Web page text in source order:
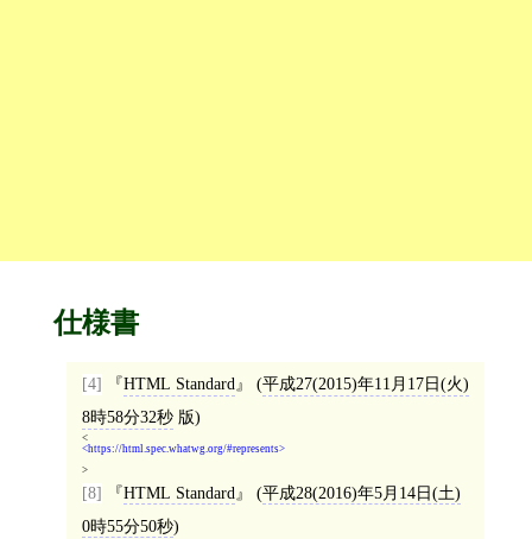
仕様書
[4] HTML Standard (平成27(2015)年11月17日(火)
8時58分32秒版)
<
https://html.spec.whatwg.org/#represents
>
[8] HTML Standard (平成28(2016)年5月14日(土)
0時55分50秒)